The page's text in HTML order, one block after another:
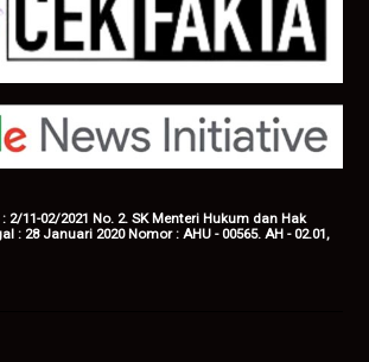
2/11-02/2021 No. 2. SK Menteri Hukum dan Hak
: 28 Januari 2020 Nomor : AHU - 00565. AH - 02.01,